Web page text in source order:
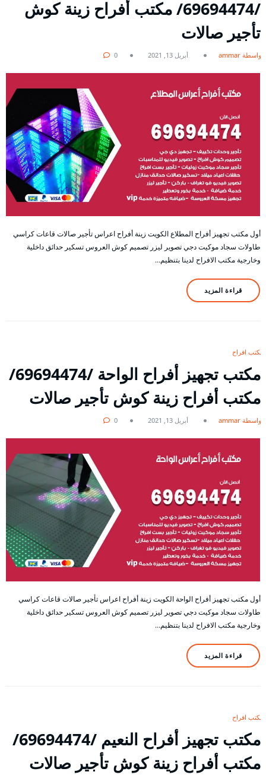
/69694474/ مكتب أفراح زينة كوش
تأجير صالات
بواسطة ammar أبريل 13, 2021 0
أول مكتب تجهيز أفراح المطلاع الكويت زينة أفراح اعراس تأجير صالات قاعات كراسي
طاولات سجاد موكيت دجي تصوير ليزر تصميم كوش العروس تسكير حدائق داخلية
وخارجية مكتب الافراح لدينا بتنظيم…
قراءة المزيد
مكتب افراح
مكتب تجهيز أفراح الواحة /69694474/
مكتب أفراح زينة كوش تأجير صالات
بواسطة ammar أبريل 13, 2021 0
أول مكتب تجهيز أفراح الواحة الكويت زينة أفراح اعراس تأجير صالات قاعات كراسي
طاولات سجاد موكيت دجي تصوير ليزر تصميم كوش العروس تسكير حدائق داخلية
وخارجية مكتب الافراح لدينا بتنظيم…
قراءة المزيد
مكتب افراح
مكتب تجهيز أفراح النعيم /69694474/
مكتب أفراح زينة كوش تأجير صالات